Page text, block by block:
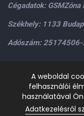
Cégadatok: GSMZóna
Székhely: 1133
Adószám:
Személyes átvétel:
H-P: 9.00-17.00,Szo:
A weboldal
felhasználói
használatával
Adatkezelésről